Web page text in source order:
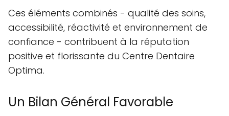
Ces éléments combinés - qualité des soins,
accessibilité, réactivité et environnement de
confiance - contribuent à la réputation
positive et florissante du Centre Dentaire
Optima.
Un Bilan Général Favorable